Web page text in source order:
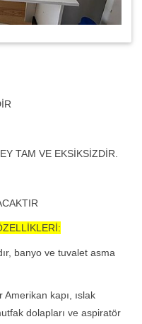
TAM VE EKSİKSİZDİR.
banyo ve tuvalet asma
kapı, ıslak
dolapları ve aspiratör